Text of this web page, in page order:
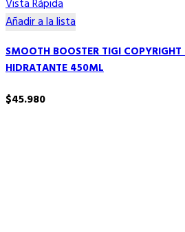
Vista Rápida
Añadir a la lista
SMOOTH BOOSTER TIGI
HIDRATANTE 450ML
$45.980